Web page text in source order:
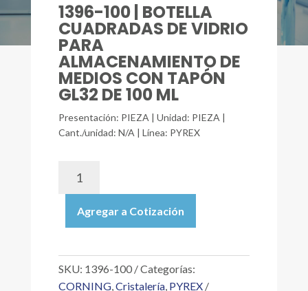
1396-100 | BOTELLA
CUADRADAS DE VIDRIO
PARA
ALMACENAMIENTO DE
MEDIOS CON TAPÓN
GL32 DE 100 ML
Presentación: PIEZA | Unidad: PIEZA |
Cant./unidad: N/A | Línea: PYREX
BOTELLA
CUADRADAS
VIDRIO
Agregar a Cotización
SKU: 1396-100
Categorías:
CORNING,Cristalería, PYREX